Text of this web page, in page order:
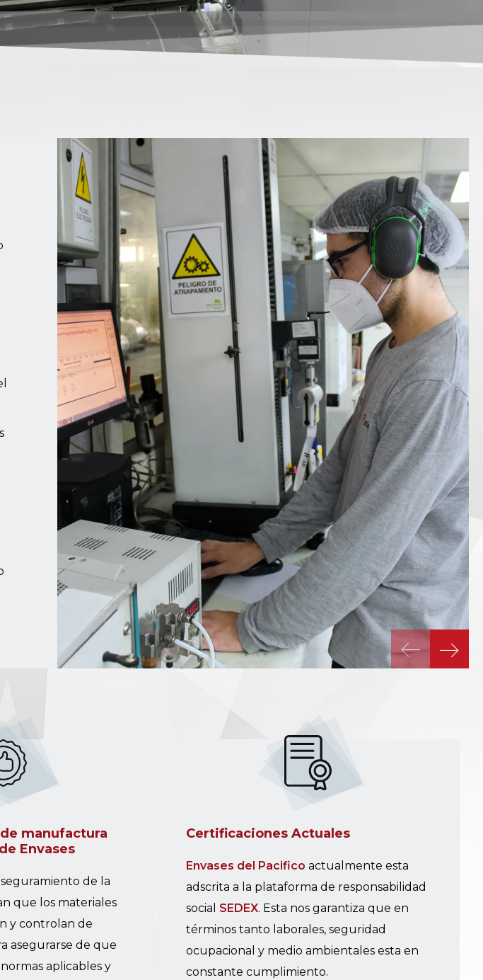
manufactura
Envases
de la
que los materiales
y controlan de
asegurarse de que
aplicables y
Certificaciones Actuales
Envases del Pacifico actualmente esta
adscrita a la plataforma de responsabilidad
social SEDEX. Esta nos garantiza que en
términos tanto laborales, seguridad
ocupacional y medio ambientales esta en
constante cumplimiento.